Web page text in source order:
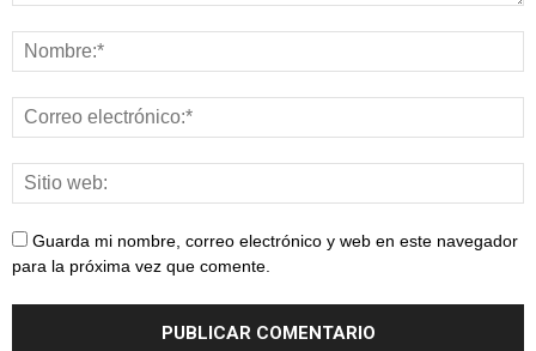
Guarda mi nombre, correo electrónico y web en este navegador
para la próxima vez que comente.